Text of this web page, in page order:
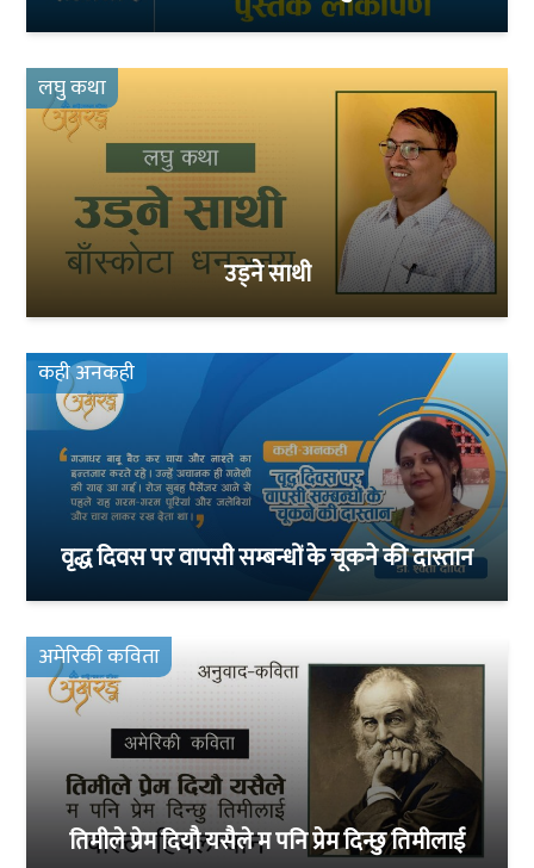
लघु कथा
उड्ने साथी
कही अनकही
वृद्ध दिवस पर वापसी सम्बन्धों के चूकने की दास्तान
अमेरिकी कविता
तिमीले प्रेम दियौ यसैले म पनि प्रेम दिन्छु तिमीलाई